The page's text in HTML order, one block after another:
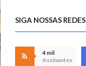
SIGA NOSSAS REDES
4 mil
Assinantes